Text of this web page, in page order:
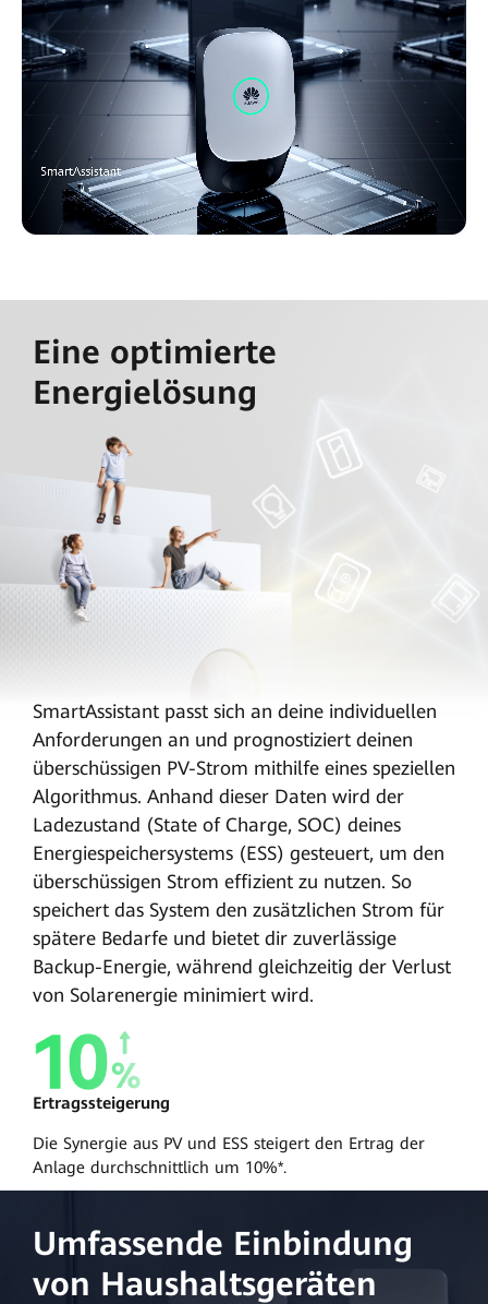
Eine optimierte
Energielösung
SmartAssistant passt sich an deine individuellen
Anforderungen an und prognostiziert deinen
überschüssigen PV-Strom mithilfe eines speziellen
Algorithmus. Anhand dieser Daten wird der
Ladezustand (State of Charge, SOC) deines
Energiespeichersystems (ESS) gesteuert, um den
überschüssigen Strom effizient zu nutzen. So
speichert das System den zusätzlichen Strom für
spätere Bedarfe und bietet dir zuverlässige
Backup-Energie, während gleichzeitig der Verlust
von Solarenergie minimiert wird.
Ertragssteigerung
Die Synergie aus PV und ESS steigert den Ertrag der
Anlage durchschnittlich um 10%*.
Umfassende Einbindung
von Haushaltsgeräten